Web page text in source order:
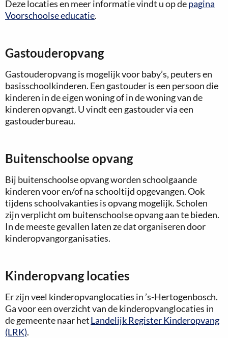
Deze locaties en meer informatie vindt u op depagina
Voorschoolse educatie.
Gastouderopvang
Gastouderopvang is mogelijk voor baby’s, peuters en
basisschoolkinderen. Een gastouder is een persoon die
kinderen in de eigen woning of in de woning van de
kinderen opvangt. U vindt een gastouder via een
gastouderbureau.
Buitenschoolse opvang
Bij buitenschoolse opvang worden schoolgaande
kinderen voor en/of na schooltijd opgevangen. Ook
tijdens schoolvakanties is opvang mogelijk. Scholen
zijn verplicht om buitenschoolse opvang aan te bieden.
In de meeste gevallen laten ze dat organiseren door
kinderopvangorganisaties.
Kinderopvang locaties
Er zijn veel kinderopvanglocaties in ’s-Hertogenbosch.
Ga voor een overzicht van de kinderopvanglocaties in
de gemeente naar hetLandelijk Register Kinderopvang
(LRK).